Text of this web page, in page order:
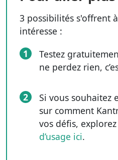
3 possibilités s'offrent
intéresse :
1
Testez
ne perdez rien,
2
Si vous souhaitez
sur comment
vos défis, explorez
d’usage ici.